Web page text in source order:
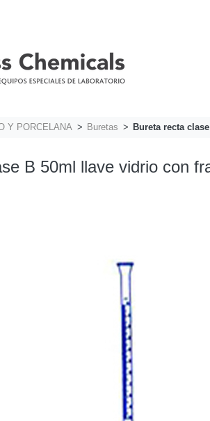
Y PORCELANA Buretas Bureta recta
B 50ml llave vidrio con